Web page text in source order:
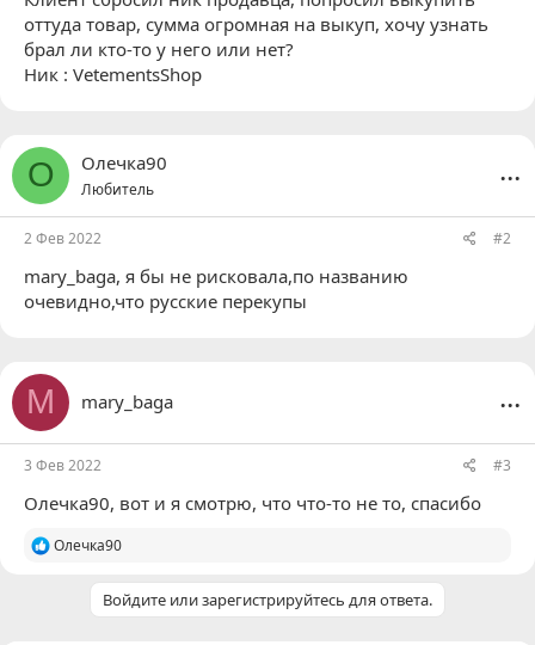
оттуда товар, сумма огромная на выкуп, хочу узнать
брал ли кто-то у него или нет?
Ник : VetementsShop
О Олечка90
Любитель
...
2 Фев 2022 #2
mary_baga, я бы не рисковала,по названию
очевидно,что русские перекупы
M mary_baga ...
3 Фев 2022 #3
Олечка90, вот и я смотрю, что что-то не то, спасибо
Р
Олечка90
Войдите или зарегистрируйтесь для ответа.